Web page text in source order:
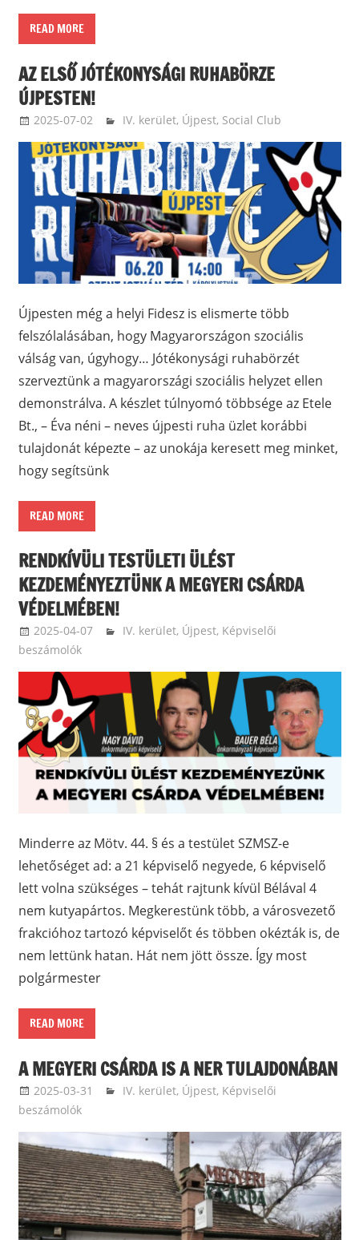
READ MORE
AZ ELSŐ JÓTÉKONYSÁGI RUHABÖRZE
ÚJPESTEN!
2025-07-02 ketfarkukutya
IV. kerület, Újpest, Social Club
Újpesten még a helyi Fidesz is elismerte több
felszólalásában, hogy Magyarországon szociális
válság van, úgyhogy… Jótékonysági ruhabörzét
szerveztünk a magyarországi szociális helyzet ellen
demonstrálva. A készlet túlnyomó többsége az Etele
Bt., – Éva néni – neves újpesti ruha üzlet korábbi
tulajdonát képezte – az unokája keresett meg minket,
hogy segítsünk
READ MORE
RENDKÍVÜLI TESTÜLETI ÜLÉST
KEZDEMÉNYEZTÜNK A MEGYERI CSÁRDA
VÉDELMÉBEN!
2025-04-07 ketfarkukutya
IV. kerület, Újpest, Képviselői
beszámolók
Minderre az Mötv. 44. § és a testület SZMSZ-e
lehetőséget ad: a 21 képviselő negyede, 6 képviselő
lett volna szükséges – tehát rajtunk kívül Bélával 4
nem kutyapártos. Megkerestünk több, a városvezető
frakcióhoz tartozó képviselőt és többen okézták is, de
nem lettünk hatan. Hát nem jött össze. Így most
polgármester
READ MORE
A MEGYERI CSÁRDA IS A NER TULAJDONÁBAN
2025-03-31 ketfarkukutya
IV. kerület, Újpest, Képviselői
beszámolók